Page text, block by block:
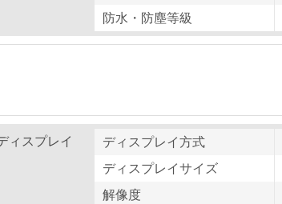
防水・防塵等級
ィスプレイ ディスプレイ方式
ディスプレイサイズ
解像度